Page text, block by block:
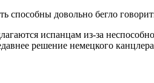
способны довольно бегло
испанцам из-за
решение немецкого